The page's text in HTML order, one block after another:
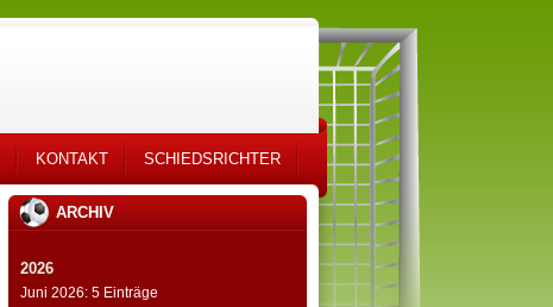
KONTAKT SCHIEDSRICHTER
ARCHIV
2026
Juni 2026: 5 Einträge